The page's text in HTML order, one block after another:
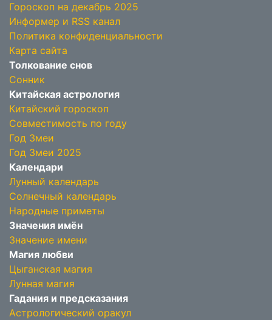
Гороскоп на декабрь 2025
Информер и RSS канал
Политика конфиденциальности
Карта сайта
Толкование снов
Сонник
Китайская астрология
Китайский гороскоп
Совместимость по году
Год Змеи
Год Змеи 2025
Календари
Лунный календарь
Солнечный календарь
Народные приметы
Значения имён
Значение имени
Магия любви
Цыганская магия
Лунная магия
Гадания и предсказания
Астрологический оракул